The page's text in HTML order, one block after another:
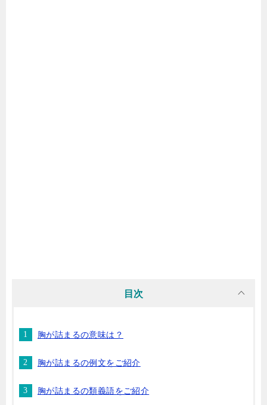
目次
胸が詰まるの意味は？
胸が詰まるの例文をご紹介
胸が詰まるの類義語をご紹介